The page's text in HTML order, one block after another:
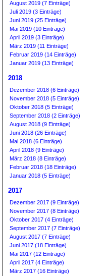
August 2019 (7 Einträge)
Juli 2019 (3 Einträge)
Juni 2019 (25 Einträge)
Mai 2019 (10 Einträge)
April 2019 (3 Einträge)
März 2019 (11 Einträge)
Februar 2019 (14 Einträge)
Januar 2019 (13 Einträge)
2018
Dezember 2018 (6 Einträge)
November 2018 (5 Einträge)
Oktober 2018 (5 Einträge)
September 2018 (2 Einträge)
August 2018 (9 Einträge)
Juni 2018 (26 Einträge)
Mai 2018 (6 Einträge)
April 2018 (9 Einträge)
März 2018 (8 Einträge)
Februar 2018 (18 Einträge)
Januar 2018 (5 Einträge)
2017
Dezember 2017 (9 Einträge)
November 2017 (8 Einträge)
Oktober 2017 (4 Einträge)
September 2017 (7 Einträge)
August 2017 (7 Einträge)
Juni 2017 (18 Einträge)
Mai 2017 (12 Einträge)
April 2017 (4 Einträge)
März 2017 (16 Einträge)